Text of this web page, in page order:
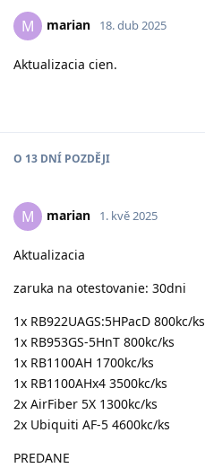
M marian 18. dub 2025
Aktualizacia cien.
O 13 DNÍ POZDĚJI
M marian 1. kvě 2025
Aktualizacia
zaruka na otestovanie: 30dni
1x RB922UAGS:5HPacD 800kc/ks
1x RB953GS-5HnT 800kc/ks
1x RB1100AH 1700kc/ks
1x RB1100AHx4 3500kc/ks
2x AirFiber 5X 1300kc/ks
2x Ubiquiti AF-5 4600kc/ks
PREDANE